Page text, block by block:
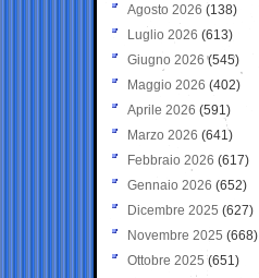
Agosto 2026 (138)
Luglio 2026 (613)
Giugno 2026 (545)
Maggio 2026 (402)
Aprile 2026 (591)
Marzo 2026 (641)
Febbraio 2026 (617)
Gennaio 2026 (652)
Dicembre 2025 (627)
Novembre 2025 (668)
Ottobre 2025 (651)